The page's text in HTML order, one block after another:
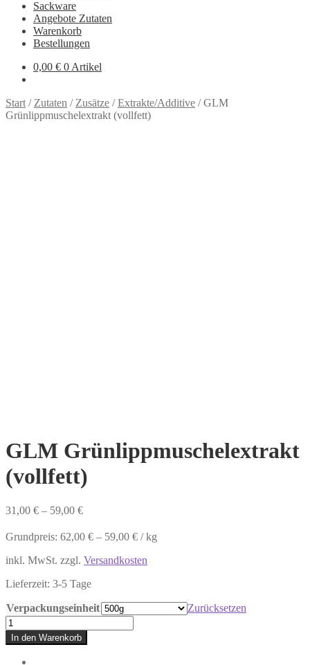
Sackware
Angebote Zutaten
Warenkorb
Bestellungen
0,00 € 0 Artikel
Start / Zutaten / Zusätze /Extrakte/Additive /GLM
Grünlippmuschelextrakt (vollfett)
GLM Grünlippmuschelextrakt
(vollfett)
31,00 € – 59,00 €
Grundpreis: 62,00 € – 59,00 € /kg
inkl. MwSt. zzgl. Versandkosten
Lieferzeit: 3-5 Tage
Verpackungseinheit
Zurücksetzen
GLM
Grünlippmuschelextrakt
(vollfett)
Menge
In den Warenkorb